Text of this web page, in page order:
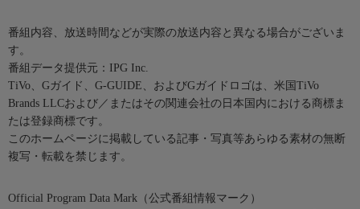
番組内容、放送時間などが実際の放送内容と異なる場合がございま
す。
番組データ提供元：IPG Inc.
TiVo、Gガイド、G-GUIDE、およびGガイドロゴは、米国TiVo
Brands LLCおよび／またはその関連会社の日本国内における商標ま
たは登録商標です。
このホームページに掲載している記事・写真等あらゆる素材の無断
複写・転載を禁じます。
Official Program Data Mark（公式番組情報マーク）